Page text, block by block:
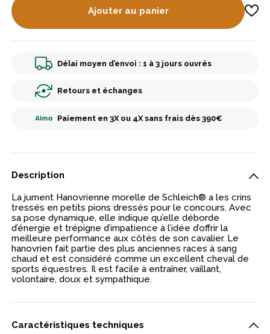
Ajouter au panier
Délai moyen d’envoi : 1 à 3 jours ouvrés
Retours et échanges
Paiement en 3X ou 4X sans frais dès 390€
Description
La jument Hanovrienne morelle de Schleich® a les crins
tressés en petits pions dressés pour le concours. Avec
sa pose dynamique, elle indique qu’elle déborde
d’énergie et trépigne d’impatience à l’idée d’offrir la
meilleure performance aux côtés de son cavalier. Le
hanovrien fait partie des plus anciennes races à sang
chaud et est considéré comme un excellent cheval de
sports équestres. Il est facile à entraîner, vaillant,
volontaire, doux et sympathique.
Caractéristiques techniques